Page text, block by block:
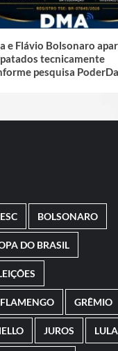
e Flávio Bolsonaro
tecnicamente
pesquisa
BOLSONARO
DO BRASIL
FLAMENGO GRÊMIO
JUROS LULA